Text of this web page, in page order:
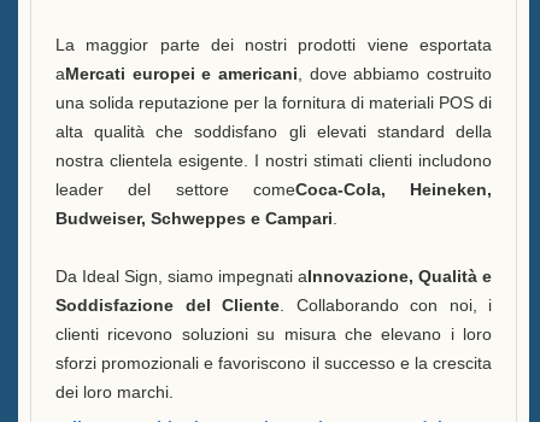
La maggior parte dei nostri prodotti viene esportata
aMercati europei e americani , dove abbiamo costruito
una solida reputazione per la fornitura di materiali POS di
alta qualità che soddisfano gli elevati standard della
nostra clientela esigente. I nostri stimati clienti includono
leader del settore comeCoca-Cola, Heineken,
Budweiser, Schweppes e Campari
Da Ideal Sign, siamo impegnati aInnovazione, Qualità e
Soddisfazione del Cliente . Collaborando con noi, i
clienti ricevono soluzioni su misura che elevano i loro
sforzi promozionali e favoriscono il successo e la crescita
dei loro marchi.